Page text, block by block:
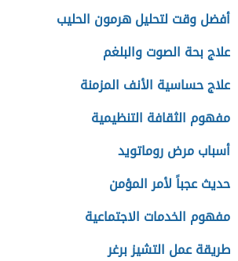
أفضل وقت لتحليل هرمون الحليب
علاج بحة الصوت والبلغم
علاج حساسية الأنف المزمنة
مفهوم الثقافة التنظيمية
أسباب مرض روماتويد
حديث عجباً لأمر المؤمن
مفهوم الخدمات الاجتماعية
طريقة عمل التشيز برغر